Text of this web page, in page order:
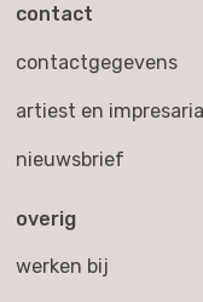
contact
contactgegevens
artiest en
nieuwsbrief
overig
werken bij